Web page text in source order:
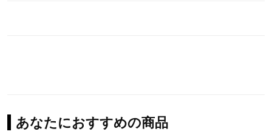
あなたにおすすめの商品